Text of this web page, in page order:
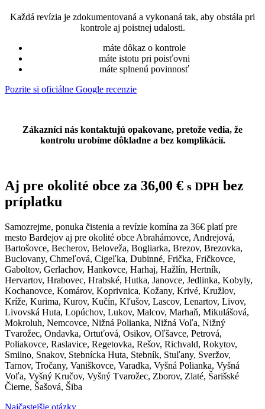
Každá revízia je zdokumentovaná a vykonaná tak, aby obstála pri
kontrole aj poistnej udalosti.
máte dôkaz o kontrole
máte istotu pri poisťovni
máte splnenú povinnosť
Pozrite si oficiálne Google recenzie
Zákazníci nás kontaktujú opakovane, pretože vedia, že
kontrolu urobíme dôkladne a bez komplikácií.
Aj pre okolité obce za 36,00 € s DPH bez
príplatku
Samozrejme, ponuka čistenia a revízie komína za 36€ platí pre
mesto Bardejov aj pre okolité obce Abrahámovce, Andrejová,
Bartošovce, Becherov, Beloveža, Bogliarka, Brezov, Brezovka,
Buclovany, Chmeľová, Cigeľka, Dubinné, Frička, Fričkovce,
Gaboltov, Gerlachov, Hankovce, Harhaj, Hažlín, Hertník,
Hervartov, Hrabovec, Hrabské, Hutka, Janovce, Jedlinka, Kobyly,
Kochanovce, Komárov, Koprivnica, Kožany, Krivé, Kružlov,
Kríže, Kurima, Kurov, Kučín, Kľušov, Lascov, Lenartov, Livov,
Livovská Huta, Lopúchov, Lukov, Malcov, Marhaň, Mikulášová,
Mokroluh, Nemcovce, Nižná Polianka, Nižná Voľa, Nižný
Tvarožec, Ondavka, Ortuťová, Osikov, Oľšavce, Petrová,
Poliakovce, Raslavice, Regetovka, Rešov, Richvald, Rokytov,
Smilno, Snakov, Stebnícka Huta, Stebník, Stuľany, Sveržov,
Tarnov, Tročany, Vaniškovce, Varadka, Vyšná Polianka, Vyšná
Voľa, Vyšný Kručov, Vyšný Tvarožec, Zborov, Zlaté, Šarišské
Čierne, Šašová, Šiba
Najčastejšie otázky